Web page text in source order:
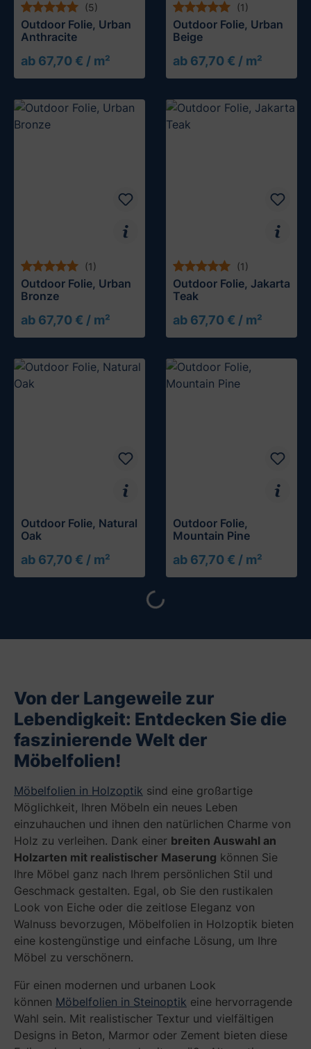
(5)
Outdoor Folie, Urban
Anthracite
ab 67,70 € / m²
Muster testen
(1)
Outdoor Folie, Urban
Beige
ab 67,70 € / m²
Muster testen
(1)
Outdoor Folie, Urban
Bronze
ab 67,70 € / m²
Muster testen
(1)
Outdoor Folie, Jakarta
Teak
ab 67,70 € / m²
Muster testen
Outdoor Folie, Natural
Oak
ab 67,70 € / m²
Muster testen
Outdoor Folie,
Mountain Pine
ab 67,70 € / m²
Muster testen
Loading...
Von der Langeweile zur
Lebendigkeit: Entdecken Sie die
faszinierende Welt der
Möbelfolien!
Möbelfolien in Holzoptik sind eine großartige
Möglichkeit, Ihren Möbeln ein neues Leben
einzuhauchen und ihnen den natürlichen Charme von
Holz zu verleihen. Dank einer breiten Auswahl an
Holzarten mit realistischer Maserung können Sie
Ihre Möbel ganz nach Ihrem persönlichen Stil und
Geschmack gestalten. Egal, ob Sie den rustikalen
Look von Eiche oder die zeitlose Eleganz von
Walnuss bevorzugen, Möbelfolien in Holzoptik bieten
eine kostengünstige und einfache Lösung, um Ihre
Möbel zu verschönern.
Für einen modernen und urbanen Look
können Möbelfolien in Steinoptik eine hervorragende
Wahl sein. Mit realistischer Textur und vielfältigen
Designs in Beton, Marmor oder Zement bieten diese